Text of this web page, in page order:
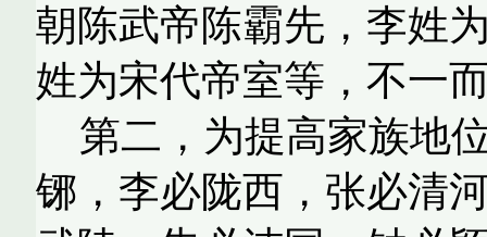
朝陈武帝陈霸先，李姓
姓为宋代帝室等，不一
第二，为提高家族地
铘，李必陇西，张必清